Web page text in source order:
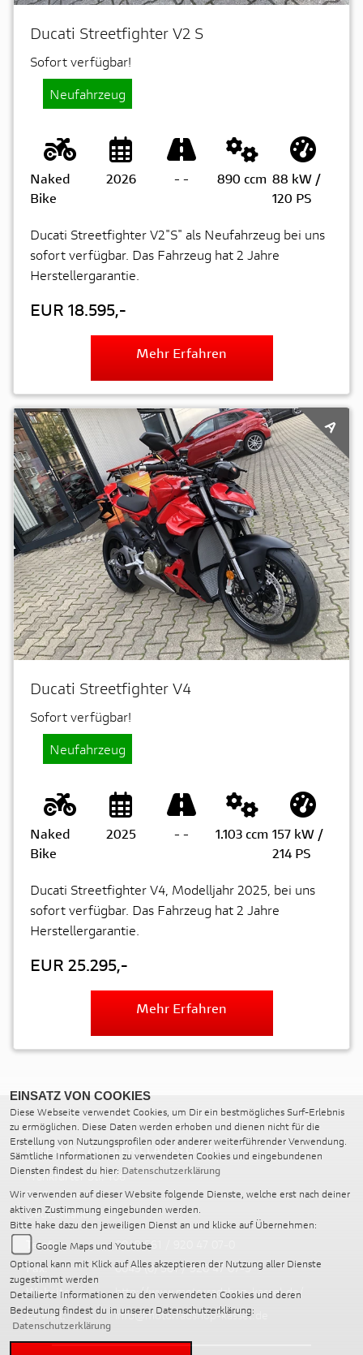
Ducati Streetfighter V2 S
Sofort verfügbar!
Neufahrzeug
Naked
Bike
2026 - - 890 ccm 88 kW /
120 PS
Ducati Streetfighter V2"S" als Neufahrzeug bei uns
sofort verfügbar. Das Fahrzeug hat 2 Jahre
Herstellergarantie.
EUR 18.595,-
Mehr Erfahren
Ducati Streetfighter V4
Sofort verfügbar!
Neufahrzeug
Naked
Bike
2025 - - 1.103 ccm 157 kW /
214 PS
Ducati Streetfighter V4, Modelljahr 2025, bei uns
sofort verfügbar. Das Fahrzeug hat 2 Jahre
Herstellergarantie.
EUR 25.295,-
Mehr Erfahren
A
BIKESHOP MÖLLER CLAUSS GMBH
Frankfurter Str. 106
34121 Kassel
Deutschland
Telefon:
0049 561 / 920 47 07-0
Fax:
0049 (0) 561 / 920 47 07-9
Website:
http://www.motorradshop-kassel.de/
E-Mail:
info@motorradshop-kassel.de
EINSATZ VON COOKIES
Diese Webseite verwendet Cookies, um Dir ein bestmögliches Surf-Erlebnis
zu ermöglichen. Diese Daten werden erhoben und dienen nicht für die
Erstellung von Nutzungsprofilen oder anderer weiterführender Verwendung.
Sämtliche Informationen zu verwendeten Cookies und eingebundenen
Diensten findest du hier: Datenschutzerklärung
Wir verwenden auf dieser Website folgende Dienste, welche erst nach deiner
aktiven Zustimmung eingebunden werden.
Bitte hake dazu den jeweiligen Dienst an und klicke auf Übernehmen:
Google Maps und Youtube
Optional kann mit Klick auf Alles akzeptieren der Nutzung aller Dienste
zugestimmt werden
Detailierte Informationen zu den verwendeten Cookies und deren
Bedeutung findest du in unserer Datenschutzerklärung:
Datenschutzerklärung